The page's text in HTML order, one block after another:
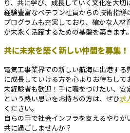
り、共に学び、成長していく文化を大切
経験豊富なベテラン社員からの技術指
プログラムも充実しており、確かな人材
が末永く活躍するための基盤を築きます。
共に未来を築く新しい仲間を募集！
電気工事業界での新しい航海に出港する
に成長していける方を心よりお待ちして
未経験者も歓迎！手に職をつけたい、安
という熱い思いをお持ちの方は、ぜひ求
ください。
自らの手で社会インフラを支えるやりが
共に過ごしませんか？